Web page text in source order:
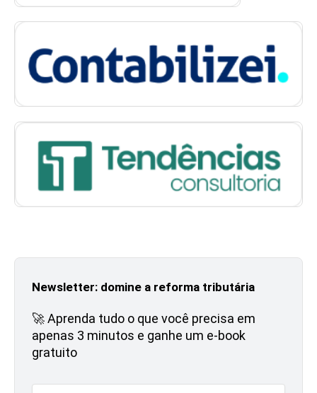
Newsletter: domine a reforma tributária
🚀 Aprenda tudo o que você precisa em
apenas 3 minutos e ganhe um e-book
gratuito